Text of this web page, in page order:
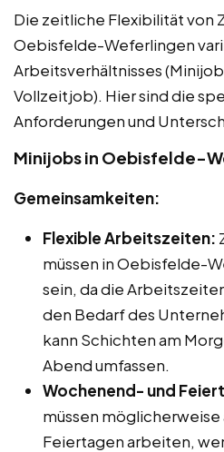
Die zeitliche Flexibilität von
Oebisfelde-Weferlingen
Arbeitsverhältnisses
Vollzeitjob). Hier sind die
Anforderungen und
Minijobs in Oebisfelde-
Gemeinsamkeiten:
Flexible Arbeitszeiten:
müssen in Oebisfelde-
sein, da die
den Bedarf des
kann Schichten am
Abend umfassen.
Wochenend- und
müssen
Feiertagen arbeiten,